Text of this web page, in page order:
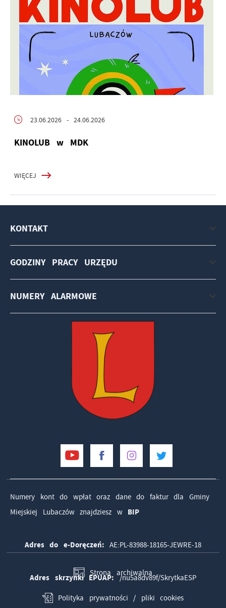
23.06.2026 - 24.06.2026
KINOLUB w MDK
WIĘCEJ
KONTAKT
GODZINY PRACY URZĘDU
NUMERY ALARMOWE
Numery kont do wpłat oraz dane do faktur dla Gminy
Miejskiej Lubaczów znajdziesz w BIP
Adres do e-Doręczeń: AE:PL-83988-18165-JEWRE-18
Adres skrzynki EPUAP: /nu5a8dv89f/SkrytkaESP
Strona archiwalna
Polityka prywatności / pliki cookies